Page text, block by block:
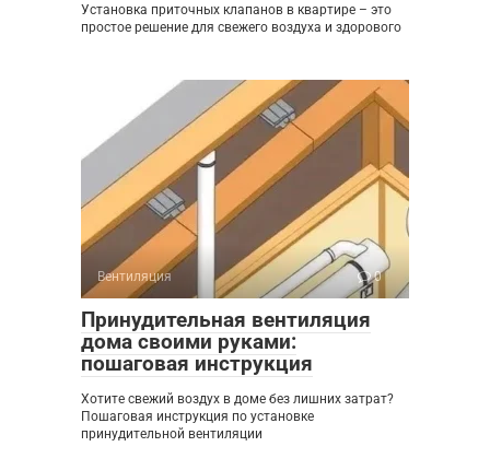
Установка приточных клапанов в квартире – это
простое решение для свежего воздуха и здорового
Вентиляция 0
Принудительная вентиляция
дома своими руками:
пошаговая инструкция
Хотите свежий воздух в доме без лишних затрат?
Пошаговая инструкция по установке
принудительной вентиляции